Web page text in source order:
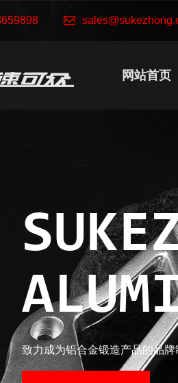
网站首页
致力成为铝合金锻造产品的品牌